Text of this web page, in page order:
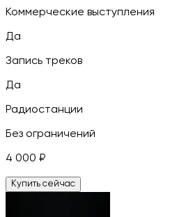
Коммерческие выступления
Да
Запись треков
Да
Радиостанции
Без ограничений
4 000 ₽
Купить сейчас